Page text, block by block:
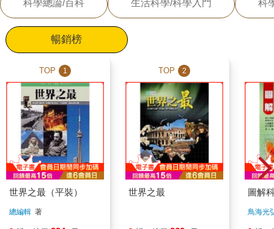
科學總論/百科 生活科學/科學入門 科
暢銷榜
TOP 1
世界之最（平裝）
總編輯 著
TOP 2
世界之最 圖解
鳥海光